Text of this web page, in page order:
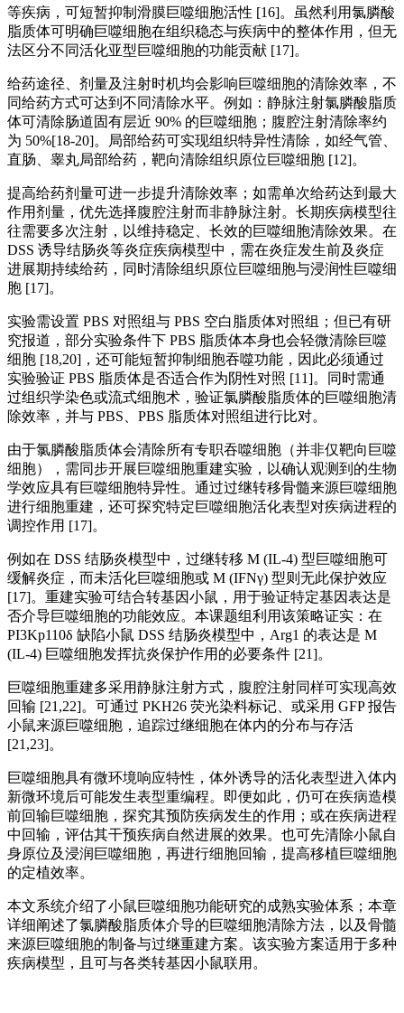
等疾病，可短暂抑制滑膜巨噬细胞活性 [16]。虽然利用氯膦酸
脂质体可明确巨噬细胞在组织稳态与疾病中的整体作用，但无
法区分不同活化亚型巨噬细胞的功能贡献 [17]。
给药途径、剂量及注射时机均会影响巨噬细胞的清除效率，不
同给药方式可达到不同清除水平。例如：静脉注射氯膦酸脂质
体可清除肠道固有层近 90% 的巨噬细胞；腹腔注射清除率约
为 50%[18-20]。局部给药可实现组织特异性清除，如经气管、
直肠、睾丸局部给药，靶向清除组织原位巨噬细胞 [12]。
提高给药剂量可进一步提升清除效率；如需单次给药达到最大
作用剂量，优先选择腹腔注射而非静脉注射。长期疾病模型往
往需要多次注射，以维持稳定、长效的巨噬细胞清除效果。在
DSS 诱导结肠炎等炎症疾病模型中，需在炎症发生前及炎症
进展期持续给药，同时清除组织原位巨噬细胞与浸润性巨噬细
胞 [17]。
实验需设置 PBS 对照组与 PBS 空白脂质体对照组；但已有研
究报道，部分实验条件下 PBS 脂质体本身也会轻微清除巨噬
细胞 [18,20]，还可能短暂抑制细胞吞噬功能，因此必须通过
实验验证 PBS 脂质体是否适合作为阴性对照 [11]。同时需通
过组织学染色或流式细胞术，验证氯膦酸脂质体的巨噬细胞清
除效率，并与 PBS、PBS 脂质体对照组进行比对。
由于氯膦酸脂质体会清除所有专职吞噬细胞（并非仅靶向巨噬
细胞），需同步开展巨噬细胞重建实验，以确认观测到的生物
学效应具有巨噬细胞特异性。通过过继转移骨髓来源巨噬细胞
进行细胞重建，还可探究特定巨噬细胞活化表型对疾病进程的
调控作用 [17]。
例如在 DSS 结肠炎模型中，过继转移 M (IL-4) 型巨噬细胞可
缓解炎症，而未活化巨噬细胞或 M (IFNγ) 型则无此保护效应
[17]。重建实验可结合转基因小鼠，用于验证特定基因表达是
否介导巨噬细胞的功能效应。本课题组利用该策略证实：在
PI3Kp110δ 缺陷小鼠 DSS 结肠炎模型中，Arg1 的表达是 M
(IL-4) 巨噬细胞发挥抗炎保护作用的必要条件 [21]。
巨噬细胞重建多采用静脉注射方式，腹腔注射同样可实现高效
回输 [21,22]。可通过 PKH26 荧光染料标记、或采用 GFP 报告
小鼠来源巨噬细胞，追踪过继细胞在体内的分布与存活
[21,23]。
巨噬细胞具有微环境响应特性，体外诱导的活化表型进入体内
新微环境后可能发生表型重编程。即便如此，仍可在疾病造模
前回输巨噬细胞，探究其预防疾病发生的作用；或在疾病进程
中回输，评估其干预疾病自然进展的效果。也可先清除小鼠自
身原位及浸润巨噬细胞，再进行细胞回输，提高移植巨噬细胞
的定植效率。
本文系统介绍了小鼠巨噬细胞功能研究的成熟实验体系；本章
详细阐述了氯膦酸脂质体介导的巨噬细胞清除方法，以及骨髓
来源巨噬细胞的制备与过继重建方案。该实验方案适用于多种
疾病模型，且可与各类转基因小鼠联用。